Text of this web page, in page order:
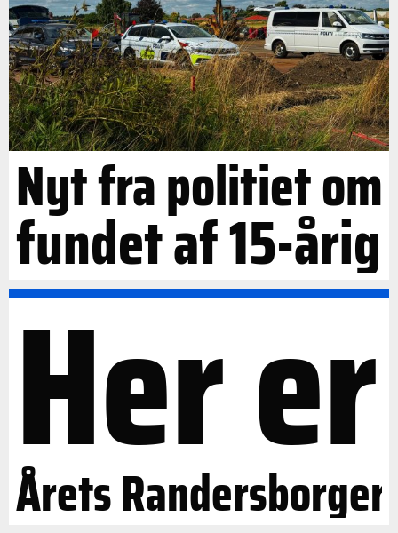
Nyt fra politiet om
fundet af 15-årig
Her er
Årets Randersborger